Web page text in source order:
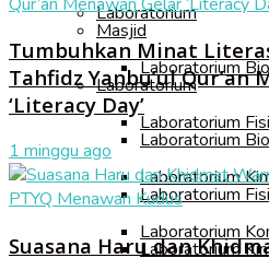
Laboratorium
Laboratorium
Laboratorium
Laboratorium
Laboratorium
Masjid
Laboratorium
Laboratorium
Laboratorium
Laboratorium
Tumbuhkan Minat
Tahfidz Yanbu’ul Qur’an
‘Literacy Day’
1 minggu ago
Suasana Haru dan